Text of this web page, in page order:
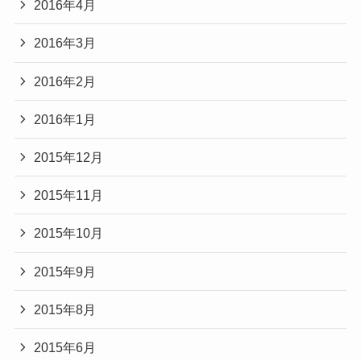
2016年4月
2016年3月
2016年2月
2016年1月
2015年12月
2015年11月
2015年10月
2015年9月
2015年8月
2015年6月